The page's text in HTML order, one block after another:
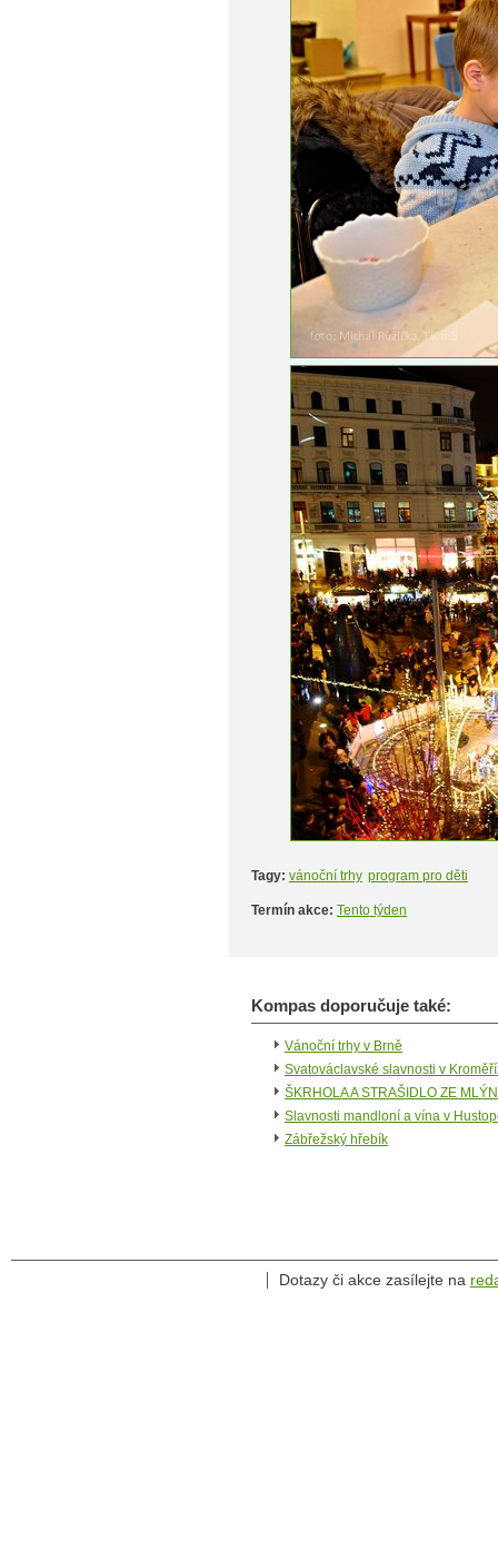
Tagy: vánoční trhy program pro děti
Termín akce: Tento týden
Kompas doporučuje také:
Vánoční trhy v Brně
Svatováclavské slavnosti v
ŠKRHOLA A STRAŠIDLO ZE
Slavnosti mandloní a vína v
Zábřežský hřebík
Dotazy či akce zasílejte na